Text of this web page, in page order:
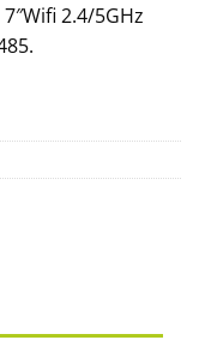
2.4/5GHz